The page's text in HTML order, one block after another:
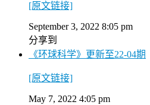
[原文链接]
September 3, 2022 8:05 pm
分享到
《环球科学》更新至22-04期
[原文链接]
May 7, 2022 4:05 pm